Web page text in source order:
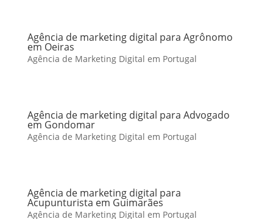
Agência de marketing digital para Agrônomo
em Oeiras
Agência de Marketing Digital em Portugal
Agência de marketing digital para Advogado
em Gondomar
Agência de Marketing Digital em Portugal
Agência de marketing digital para
Acupunturista em Guimarães
Agência de Marketing Digital em Portugal